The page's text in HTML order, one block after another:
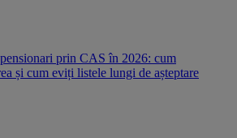
prin CAS în 2026: cum
și cum eviți listele lungi de așteptare